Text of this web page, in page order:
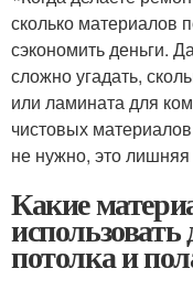
сколько материалов
сэкономить деньги.
сложно угадать,
или ламината для
чистовых
не нужно, это лишняя
Какие
использовать
потолка и